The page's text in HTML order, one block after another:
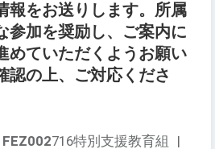
報をお送りします。所属
参加を奨励し、ご案内に
めていただくようお願い
認の上、ご対応くださ
FEZ002716特別支援教育組 |